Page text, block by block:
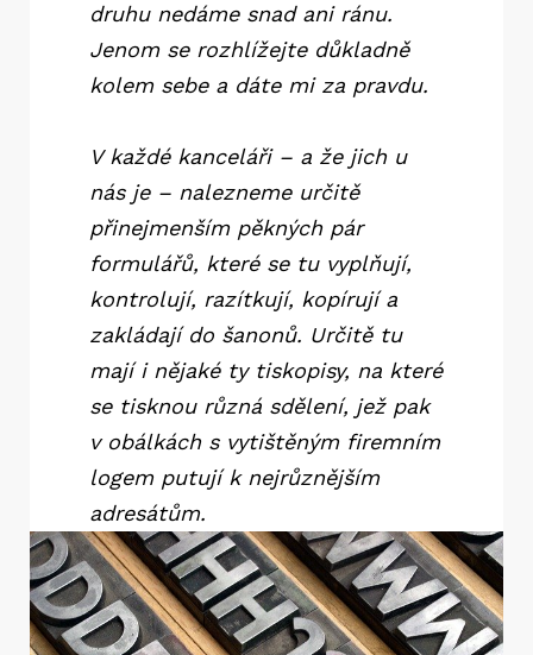
druhu nedáme snad ani ránu.
Jenom se rozhlížejte důkladně
kolem sebe a dáte mi za pravdu.
V každé kanceláři – a že jich u
nás je – nalezneme určitě
přinejmenším pěkných pár
formulářů, které se tu vyplňují,
kontrolují, razítkují, kopírují a
zakládají do šanonů. Určitě tu
mají i nějaké ty tiskopisy, na které
se tisknou různá sdělení, jež pak
v obálkách s vytištěným firemním
logem putují k nejrůznějším
adresátům.